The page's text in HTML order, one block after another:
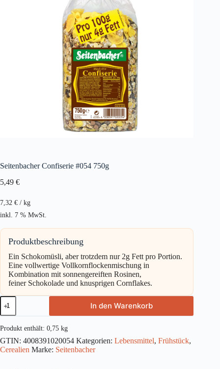
Seitenbacher Confiserie #054 750g
5,49 €
7,32 € / kg
inkl. 7 % MwSt.
Produktbeschreibung
Ein Schokomüsli, aber trotzdem nur 2g Fett pro Portion.
Eine vollwertige Vollkornflockenmischung in
Kombination mit sonnengereiften Rosinen,
feiner Schokolade und knusprigen Cornflakes.
Seitenbacher
Confiserie
#054
750g
Menge
In den Warenkorb
Produkt enthält: 0,75 kg
GTIN: 4008391020054 Kategorien: Lebensmittel, Frühstück,
Cerealien Marke: Seitenbacher